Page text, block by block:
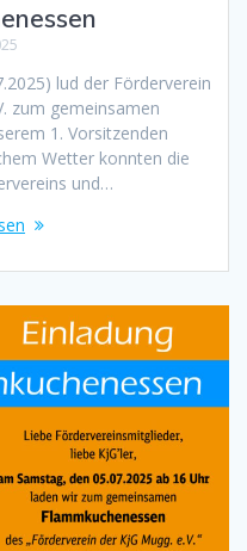
lud der Förderverein
zum gemeinsamen
1. Vorsitzenden
Wetter konnten die
und…